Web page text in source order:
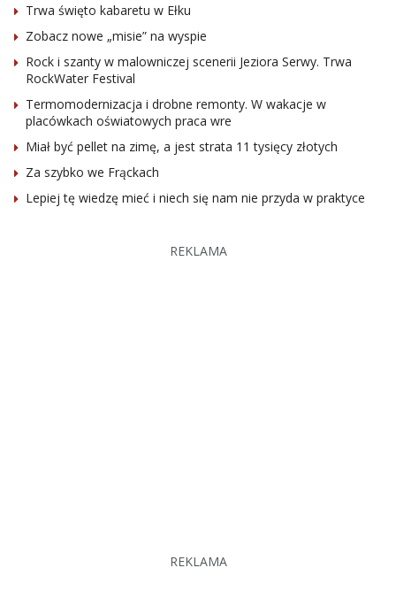
Trwa święto kabaretu w Ełku
Zobacz nowe „misie” na wyspie
Rock i szanty w malowniczej scenerii Jeziora Serwy. Trwa
RockWater Festival
Termomodernizacja i drobne remonty. W wakacje w
placówkach oświatowych praca wre
Miał być pellet na zimę, a jest strata 11 tysięcy złotych
Za szybko we Frąckach
Lepiej tę wiedzę mieć i niech się nam nie przyda w praktyce
REKLAMA
REKLAMA